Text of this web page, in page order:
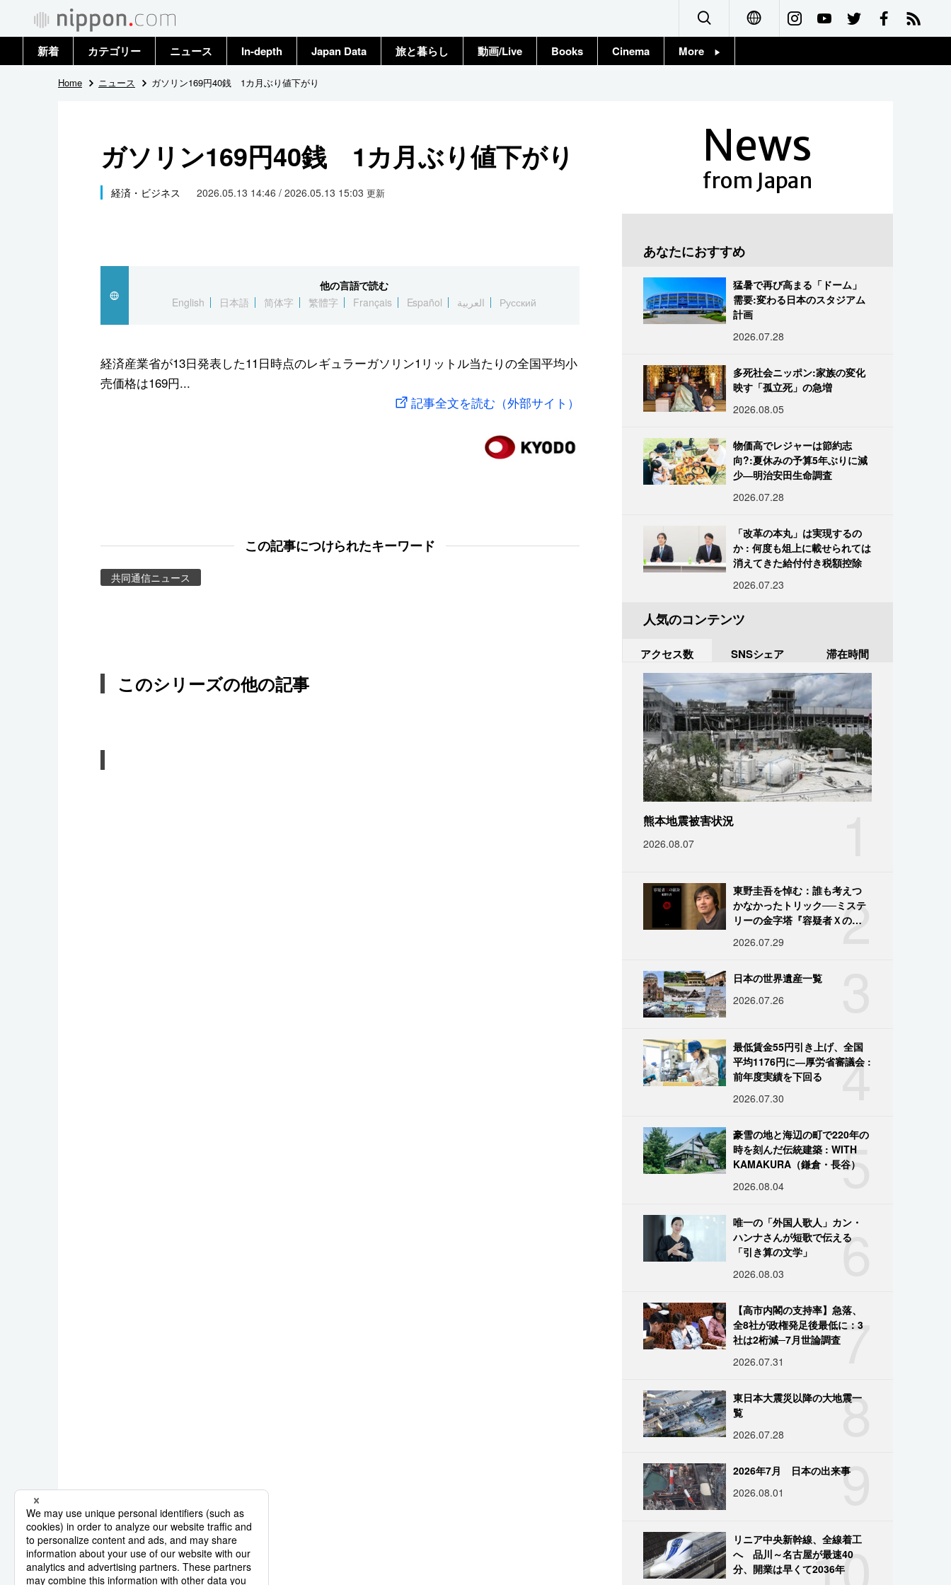
Français
新着 カテゴリー
政治・外交
国際
科学・技術
暮らし
ニュース
トップ
In-depth Japan Data 旅と暮らし 動画/Live Books Cinema More
Home ニュース ガソリン169円40銭 1カ月ぶり値下がり
ガソリン169円40銭 1カ月ぶり値下がり
経済・ビジネス 2026.05.13 14:46 / 2026.05.13 15:03 更新
他の言語で読む
English
日本語 简体字 繁體字 Français Español العربية Русский
経済産業省が13日発表した11日時点のレギュラーガソリン1リットル当たりの全国平均小
売価格は169円...
記事全文を読む（外部サイト）
この記事につけられたキーワード
共同通信ニュース
このシリーズの他の記事
News
from Japan
あなたにおすすめ
猛暑で再び高まる「ドーム」
需要:変わる日本のスタジアム
計画
2026.07.28
多死社会ニッポン:家族の変化
映す「孤立死」の急増
2026.08.05
物価高でレジャーは節約志
向?:夏休みの予算5年ぶりに減
少―明治安田生命調査
2026.07.28
「改革の本丸」は実現するの
か : 何度も俎上に載せられては
消えてきた給付付き税額控除
2026.07.23
人気のコンテンツ
アクセス数 SNSシェア 滞在時間
熊本地震被害状況
2026.08.07
2
東野圭吾を悼む：誰も考えつ
かなかったトリック──ミステ
リーの金字塔『容疑者Ｘの献
2026.07.29
日本の世界遺産一覧
2026.07.26
4
最低賃金55円引き上げ、全国
平均1176円に―厚労省審議会 :
前年度実績を下回る
2026.07.30
5
豪雪の地と海辺の町で220年の
時を刻んだ伝統建築 : WITH
KAMAKURA（鎌倉・長谷）
2026.08.04
6
唯一の「外国人歌人」カン・
ハンナさんが短歌で伝える
「引き算の文学」
2026.08.03
7
【高市内閣の支持率】急落、
全8社が政権発足後最低に：3
社は2桁減─7月世論調査
2026.07.31
8
東日本大震災以降の大地震一
覧
2026.07.28
9
2026年7月 日本の出来事
2026.08.01
10
リニア中央新幹線、全線着工
へ 品川～名古屋が最速40
分、開業は早くて2036年